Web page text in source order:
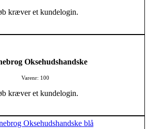
kræver et kundelogin.
Oksehudshandske
Varenr: 100
kræver et kundelogin.